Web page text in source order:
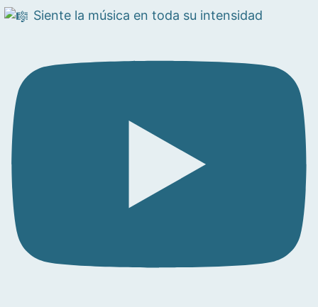
Siente la música en toda su intensidad